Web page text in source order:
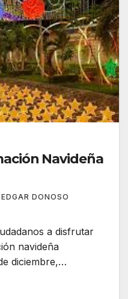
Navideña
EDGAR DONOSO
a disfrutar
navideña
diciembre,…